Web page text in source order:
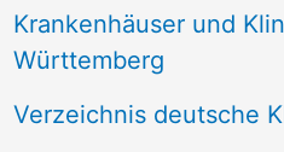
Krankenhäuser und
Württemberg
Verzeichnis deutsche